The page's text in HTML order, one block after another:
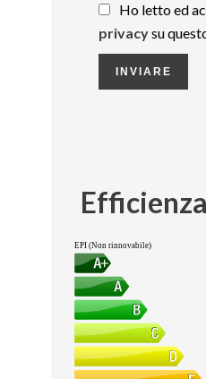
Ho letto ed
privacysu
INVIARE
EPI (Non rinnovabile)